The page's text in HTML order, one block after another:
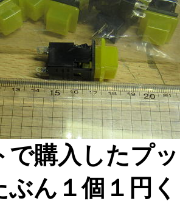
で購入したプ
ぶん１個１円